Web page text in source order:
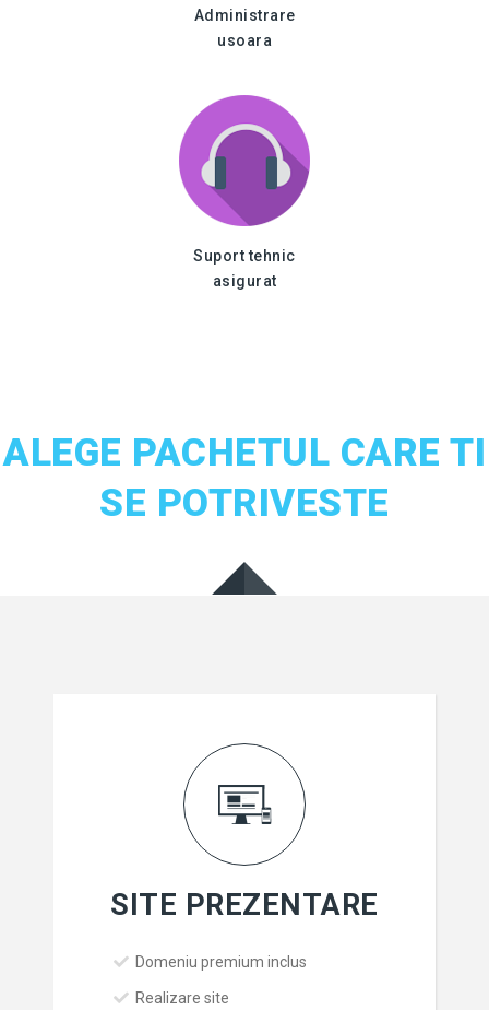
Administrare
usoara
Suport tehnic
asigurat
ALEGE PACHETUL CARE TI
SE POTRIVESTE
SITE PREZENTARE
Domeniu premium inclus
Realizare site